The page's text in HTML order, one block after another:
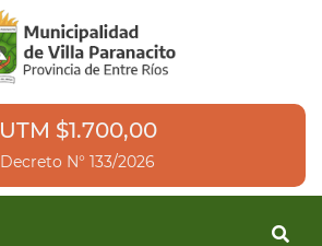
UTM $1.700,00
Decreto N° 133/2026